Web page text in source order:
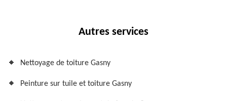
Autres services
Nettoyage de toiture Gasny
Peinture sur tuile et toiture Gasny